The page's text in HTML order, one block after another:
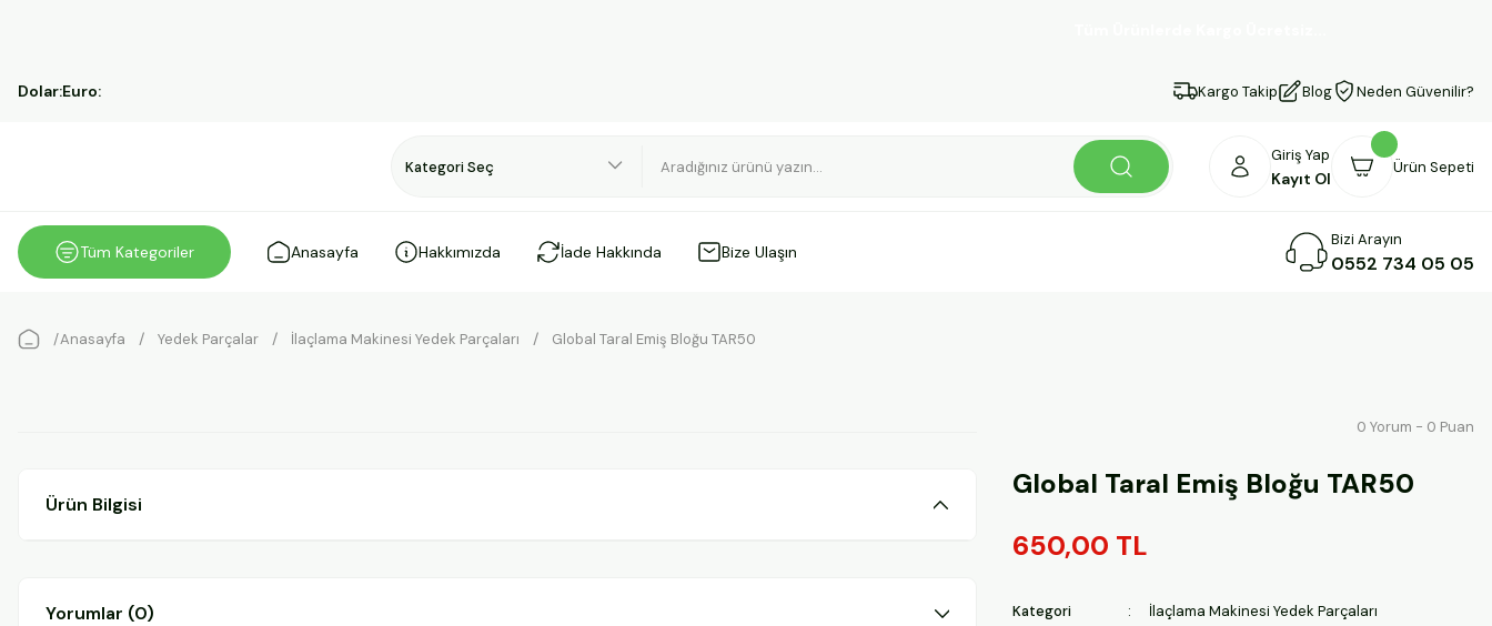
Dolar:Euro: Kargo Takip Blog Neden Güvenilir?
Giriş Yap
Kayıt Ol
Ürün Sepeti
Tüm Kategoriler Anasayfa Hakkımızda İade Hakkında Bize Ulaşın
Bizi Arayın
0552 734 05 05
Anasayfa Yedek Parçalar İlaçlama Makinesi Yedek Parçaları Global Taral Emiş Bloğu TAR50
Ürün Bilgisi
Yorumlar (0)
0 Yorum - 0 Puan
Global Taral Emiş Bloğu TAR50
650,00 TL
Kategori İlaçlama Makinesi Yedek Parçaları